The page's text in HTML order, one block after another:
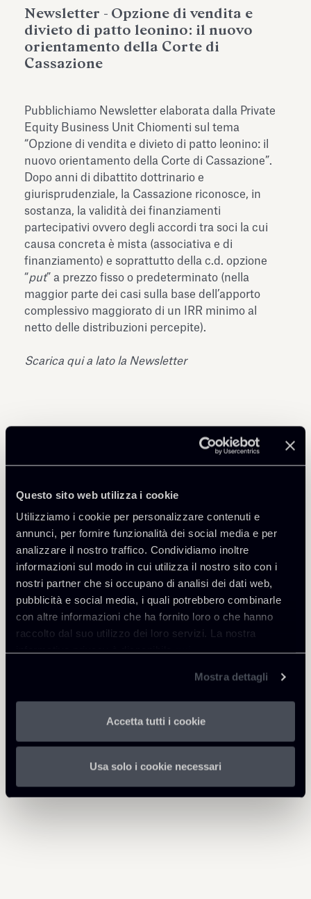
Questo sito web utilizza i cookie
Utilizziamo i cookie per personalizzare contenuti e
annunci, per fornire funzionalità dei social media e per
analizzare il nostro traffico. Condividiamo inoltre
informazioni sul modo in cui utilizza il nostro sito con i
nostri partner che si occupano di analisi dei dati web,
pubblicità e social media, i quali potrebbero combinarle
con altre informazioni che ha fornito loro o che hanno
raccolto dal suo utilizzo dei loro servizi. La nostra
informativa privacy è disponibilequi.
Mostra dettagli
Accetta tutti i cookie
Usa solo i cookie necessari
Scarica Allegati
Newsletter-Opzione-di-
vendita-e-divieto-di-patto-
258 Kb
Newsletter - Opzione di vendita e
divieto di patto leonino: il nuovo
orientamento della Corte di
Cassazione
Pubblichiamo Newsletter elaborata dalla Private
Equity Business Unit Chiomenti sul tema
“Opzione di vendita e divieto di patto leonino: il
nuovo orientamento della Corte di Cassazione”.
Dopo anni di dibattito dottrinario e
giurisprudenziale, la Cassazione riconosce, in
sostanza, la validità dei finanziamenti
partecipativi ovvero degli accordi tra soci la cui
causa concreta è mista (associativa e di
finanziamento) e soprattutto della c.d. opzione
“put” a prezzo fisso o predeterminato (nella
maggior parte dei casi sulla base dell’apporto
complessivo maggiorato di un IRR minimo al
netto delle distribuzioni percepite).
Scarica qui a lato la Newsletter
Torna agli Insights